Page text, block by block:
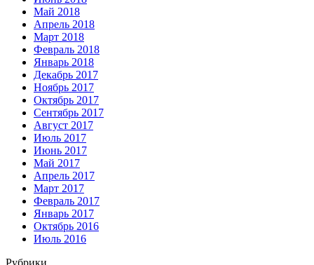
Май 2018
Апрель 2018
Март 2018
Февраль 2018
Январь 2018
Декабрь 2017
Ноябрь 2017
Октябрь 2017
Сентябрь 2017
Август 2017
Июль 2017
Июнь 2017
Май 2017
Апрель 2017
Март 2017
Февраль 2017
Январь 2017
Октябрь 2016
Июль 2016
Рубрики